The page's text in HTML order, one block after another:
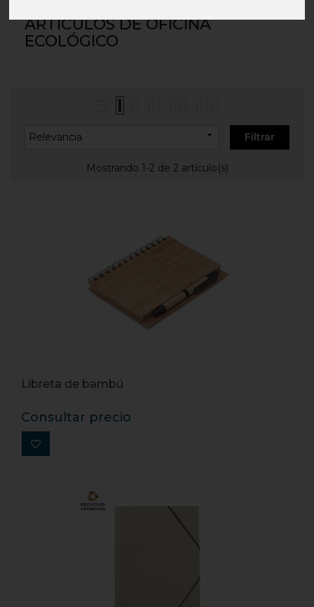
ARTÍCULOS DE OFICINA
ECOLÓGICO
Relevancia  Filtrar
Mostrando 1-2 de 2 artículo(s)
Libreta de bambú
Consultar precio